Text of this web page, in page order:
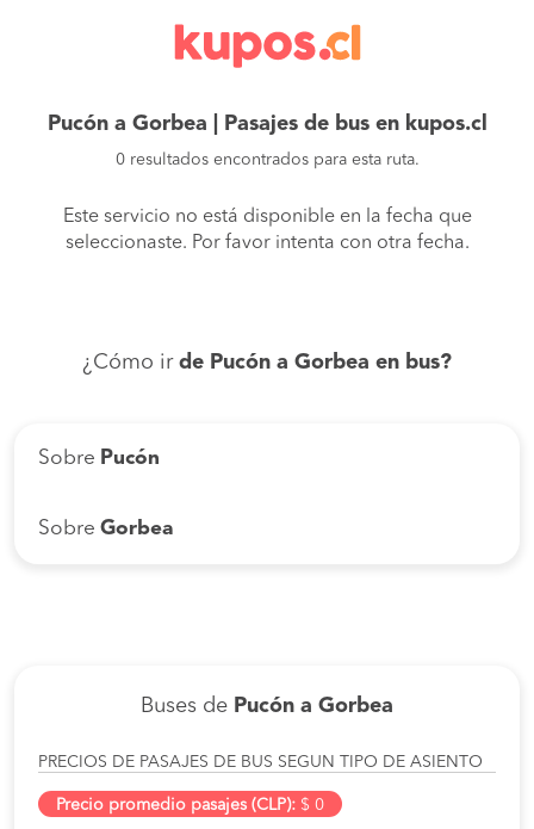
Pucón a Gorbea | Pasajes de bus en kupos.cl
0 resultados encontrados para esta ruta.
Este servicio no está disponible en la fecha que
seleccionaste. Por favor intenta con otra fecha.
¿Cómo ir de Pucón a Gorbea en bus?
Sobre Pucón
Sobre Gorbea
Buses de Pucón a Gorbea
PRECIOS DE PASAJES DE BUS SEGUN TIPO DE ASIENTO
Precio promedio pasajes (CLP): $ 0